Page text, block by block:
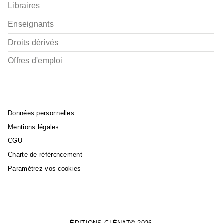
Libraires
Enseignants
Droits dérivés
Offres d'emploi
Données personnelles
Mentions légales
CGU
Charte de référencement
Paramétrez vos cookies